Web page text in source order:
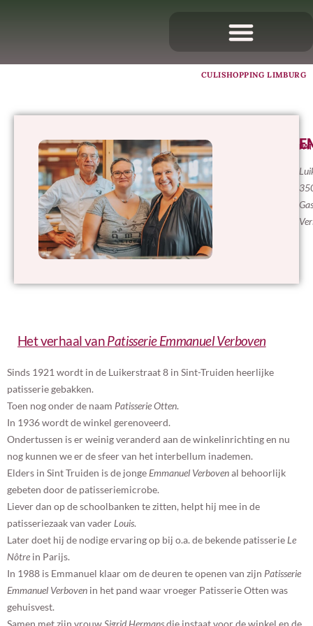
CULISHOPPING LIMBURG
Het verhaal vanPatisserie Emmanuel Verboven
Sinds 1921 wordt in de Luikerstraat 8 in Sint-Truiden heerlijke
patisserie gebakken.
Toen nog onder de naam Patisserie Otten.
In 1936 wordt de winkel gerenoveerd.
Ondertussen is er weinig veranderd aan de winkelinrichting en nu
nog kunnen we er de sfeer van het interbellum inademen.
Elders in Sint Truiden is de jonge Emmanuel Verbovenal behoorlijk
gebeten door de patisseriemicrobe.
Liever dan op de schoolbanken te zitten, helpt hij mee in de
patisseriezaak van vader Louis.
Later doet hij de nodige ervaring op bij o.a. de bekende patisserie Le
Nôtre in Parijs.
In 1988 is Emmanuel klaar om de deuren te openen van zijn Patisserie
Emmanuel Verboven in het pand waar vroeger Patisserie Otten was
gehuisvest.
Samen met zijn vrouw Sigrid Hermansdie instaat voor de winkel en de